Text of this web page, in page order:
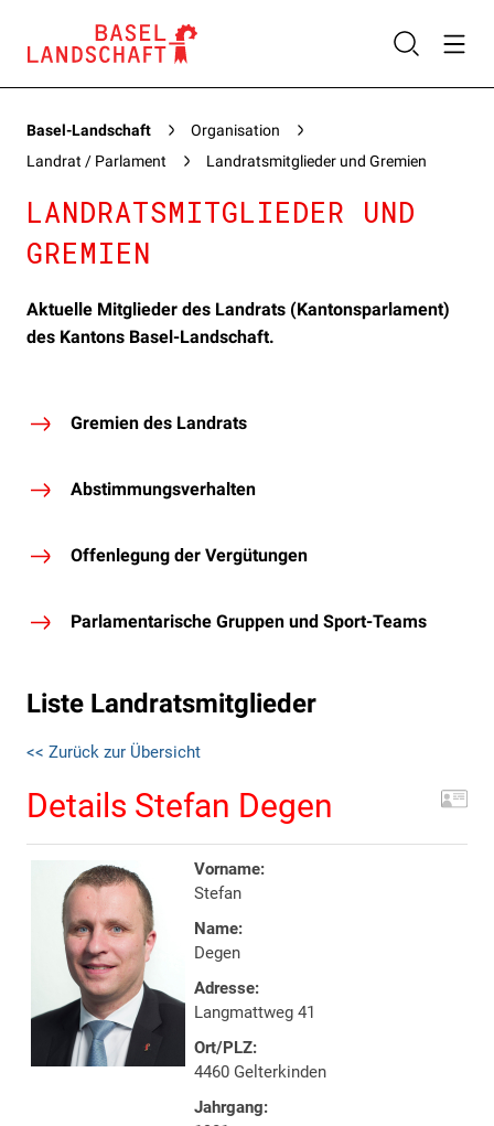
Basel-Landschaft
Organisation
Landrat / Parlament
Landratsmitglieder und Gremien
LANDRATSMITGLIEDER UND
GREMIEN
Aktuelle Mitglieder des Landrats (Kantonsparlament)
des Kantons Basel-Landschaft.
Gremien des Landrats
Abstimmungsverhalten
Offenlegung der Vergütungen
Parlamentarische Gruppen und Sport-Teams
Liste Landratsmitglieder